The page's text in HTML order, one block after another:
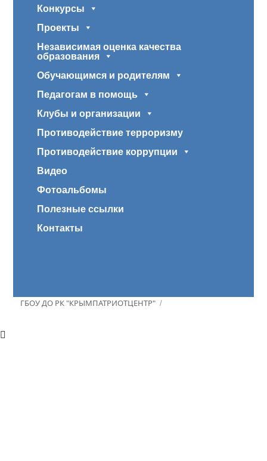
Конкурсы
Проекты
Независимая оценка качества
образования
Обучающимся и родителям
Педагогам в помощь
Клубы и организации
Противодействие терроризму
Противодействие коррупции
Видео
Фотоальбомы
Полезные ссылки
Контакты
ГБОУ ДО РК "КРЫМПАТРИОТЦЕНТР"